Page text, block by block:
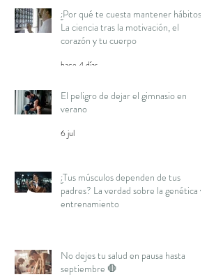
¿Por qué te cuesta mantener hábitos?
La ciencia tras la motivación, el
corazón y tu cuerpo
hace 4 días
El peligro de dejar el gimnasio en
verano
6 jul
¿Tus músculos dependen de tus
padres? La verdad sobre la genética y
entrenamiento
No dejes tu salud en pausa hasta
septiembre 🛑